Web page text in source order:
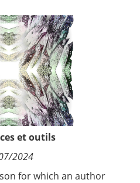
et outils
2024
for which an author